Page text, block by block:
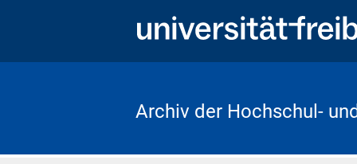
Archiv der Hochschul-